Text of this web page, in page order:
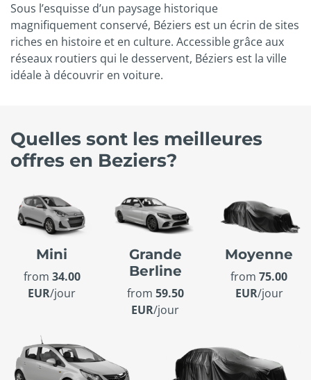
Sous l’esquisse d’un paysage historique
magnifiquement conservé, Béziers est un écrin de sites
riches en histoire et en culture. Accessible grâce aux
réseaux routiers qui le desservent, Béziers est la ville
idéale à découvrir en voiture.
Quelles sont les meilleures
offres en Beziers?
Mini
from 34.00
EUR/jour
Grande
Berline
from 59.50
EUR/jour
Moyenne
from75.00
EUR/jour